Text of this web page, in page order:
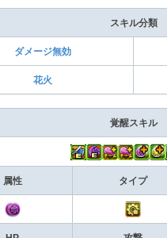
スキル分類
ダメージ無効
花火
覚醒スキル
属性 タイプ